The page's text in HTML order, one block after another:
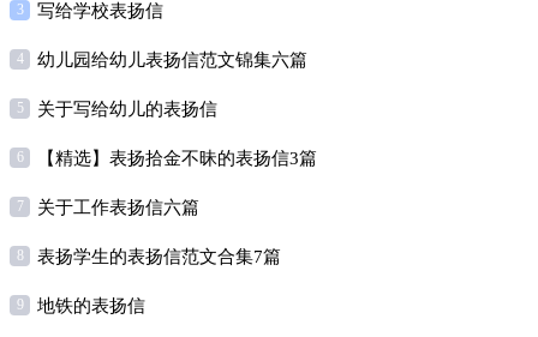
3 写给学校表扬信
4 幼儿园给幼儿表扬信范文锦集六篇
5 关于写给幼儿的表扬信
6 【精选】表扬拾金不昧的表扬信3篇
7 关于工作表扬信六篇
8 表扬学生的表扬信范文合集7篇
9 地铁的表扬信